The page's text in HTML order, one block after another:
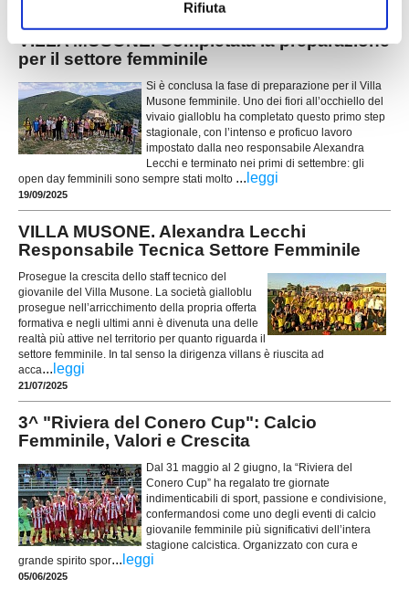
Rifiuta
VILLA MUSONE. Completata la preparazione
per il settore femminile
Si è conclusa la fase di preparazione per il Villa
Musone femminile. Uno dei fiori all’occhiello del
vivaio gialloblu ha completato questo primo step
stagionale, con l’intenso e proficuo lavoro
impostato dalla neo responsabile Alexandra
Lecchi e terminato nei primi di settembre: gli
open day femminili sono sempre stati molto ... leggi
19/09/2025
VILLA MUSONE. Alexandra Lecchi
Responsabile Tecnica Settore Femminile
Prosegue la crescita dello staff tecnico del
giovanile del Villa Musone. La società gialloblu
prosegue nell’arricchimento della propria offerta
formativa e negli ultimi anni è divenuta una delle
realtà più attive nel territorio per quanto riguarda il
settore femminile. In tal senso la dirigenza villans è riuscita ad
acca... leggi
21/07/2025
3^ "Riviera del Conero Cup": Calcio
Femminile, Valori e Crescita
Dal 31 maggio al 2 giugno, la “Riviera del
Conero Cup” ha regalato tre giornate
indimenticabili di sport, passione e condivisione,
confermandosi come uno degli eventi di calcio
giovanile femminile più significativi dell’intera
stagione calcistica. Organizzato con cura e
grande spirito spor... leggi
05/06/2025